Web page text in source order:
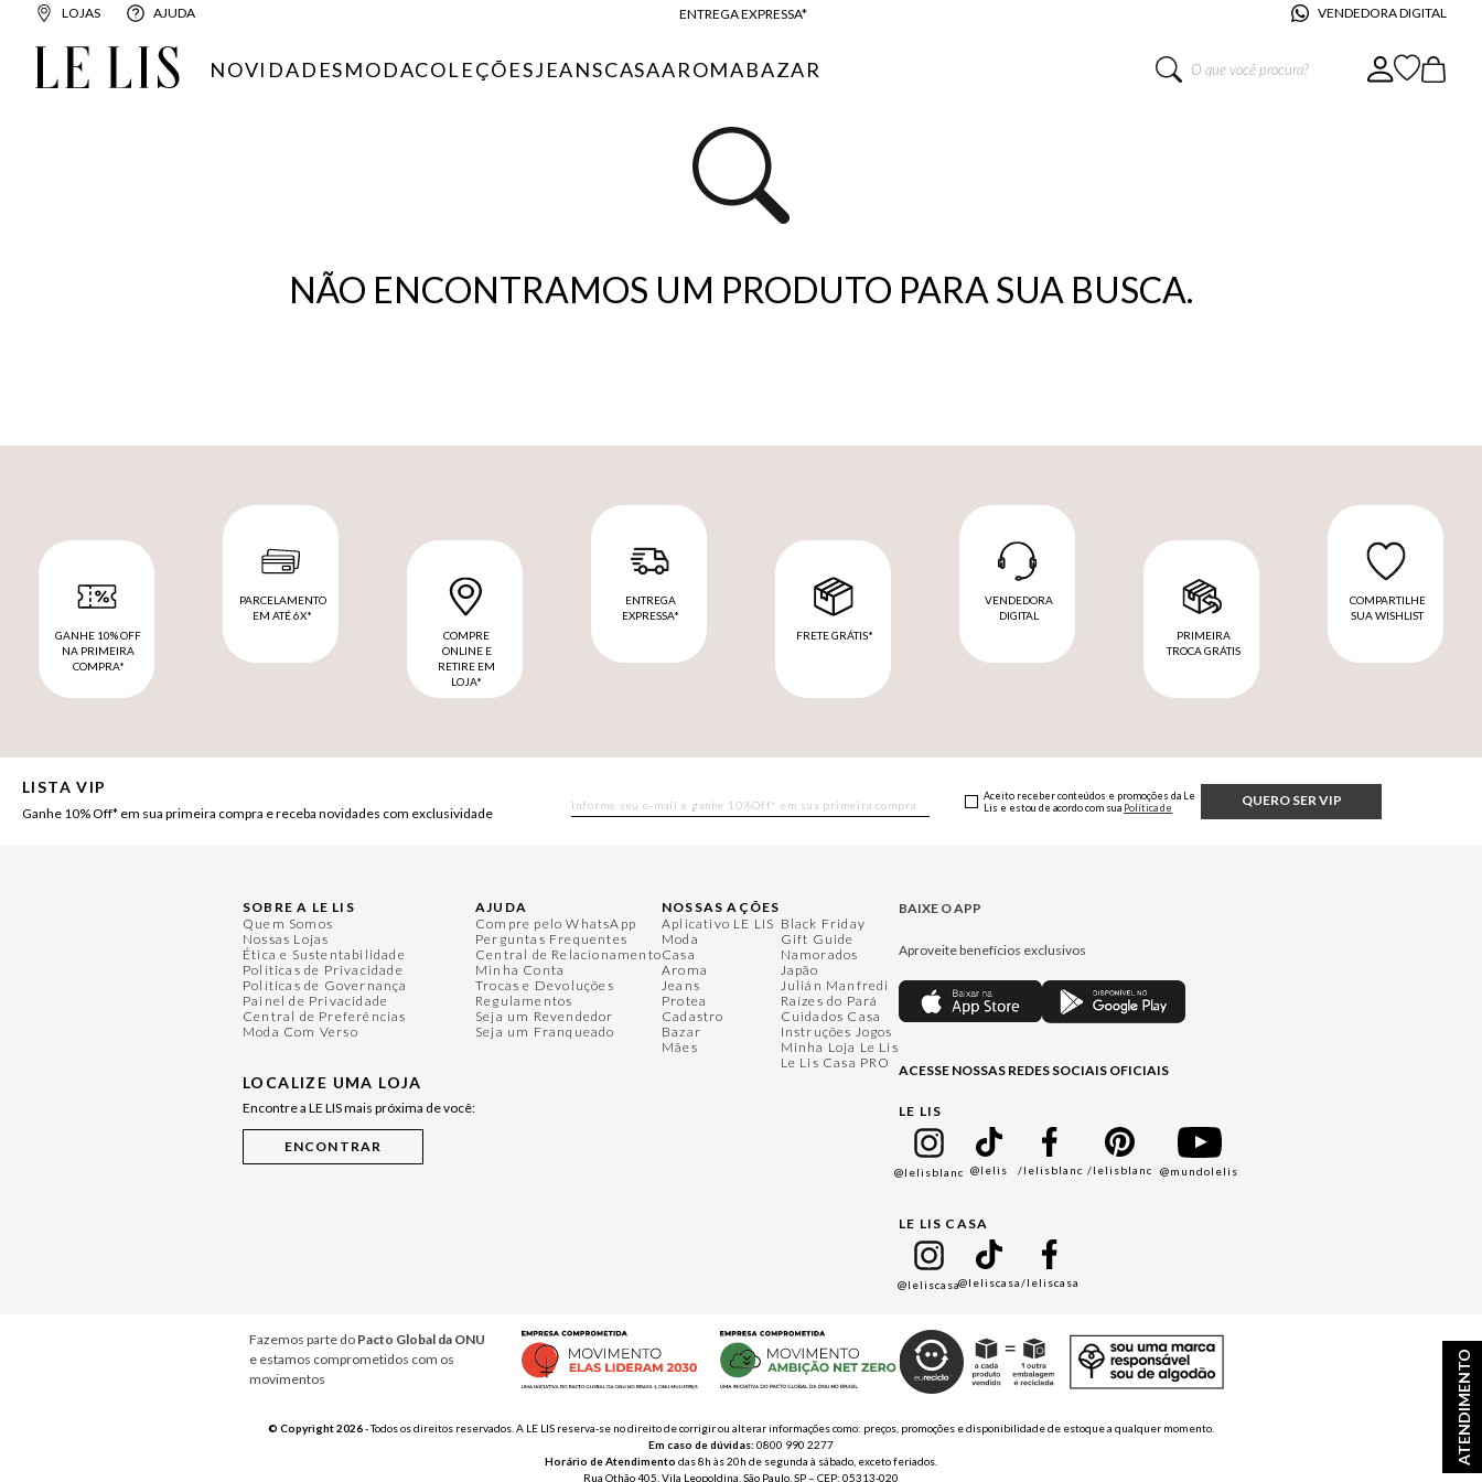
LOJAS AJUDA
ENTREGA EXPRESSA*
BAIXE O APP
VENDEDORA DIGITAL
ATENDIMENTO
NOVIDADESMODACOLEÇÕESJEANSCASAAROMABAZAR
O que você procura?
NÃO ENCONTRAMOS UM PRODUTO PARA SUA BUSCA.
GANHE 10% OFF
NA PRIMEIRA
COMPRA*
PARCELAMENTO
EM ATÉ 6X*
COMPRE
ONLINE E
RETIRE EM
LOJA*
ENTREGA
EXPRESSA*
FRETE GRÁTIS*
VENDEDORA
DIGITAL
PRIMEIRA
TROCA GRÁTIS
COMPARTILHE
SUA WISHLIST
LISTA VIP
Ganhe 10% Off* em sua primeira compra e receba novidades com exclusividade
QUERO SER VIP
Aceito receber conteúdos e promoções da Le
Lis e estou de acordo com sua Política de
SOBRE A LE LIS
Quem Somos
Nossas Lojas
Ética e Sustentabilidade
Políticas de Privacidade
Políticas de Governança
Painel de Privacidade
Central de Preferências
Moda Com Verso
LOCALIZE UMA LOJA
Encontre a LE LIS mais próxima de você:
AJUDA
Compre pelo WhatsApp
Perguntas Frequentes
Central de Relacionamento
Minha Conta
Trocas e Devoluções
Regulamentos
Seja um Revendedor
Seja um Franqueado
NOSSAS AÇÕES
Aplicativo LE LIS
Moda
Casa
Aroma
Jeans
Protea
Cadastro
Bazar
Mães
Black Friday
Gift Guide
Namorados
Japão
Julián Manfredi
Raízes do Pará
Cuidados Casa
Instruções Jogos
Minha Loja Le Lis
Le Lis Casa PRO
BAIXE O APP
Aproveite benefícios exclusivos
ACESSE NOSSAS REDES SOCIAIS OFICIAIS
LE LIS
@lelisblanc @lelis /lelisblanc /lelisblanc @mundolelis
LE LIS CASA
@leliscasa@leliscasa/leliscasa
Fazemos parte do Pacto Global da ONU
e estamos comprometidos com os
movimentos
© Copyright 2026- Todos os direitos reservados. A LE LIS reserva-se no direito de corrigir ou alterar informações como: preços, promoções e disponibilidade de estoque a qualquer momento.
Em caso de dúvidas: 0800 990 2277
Horário de Atendimento das 8h às 20h de segunda à sábado, exceto feriados.
Rua Othão 405, Vila Leopoldina, São Paulo, SP – CEP: 05313-020